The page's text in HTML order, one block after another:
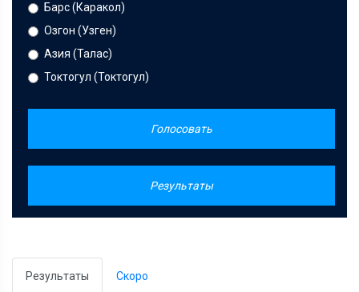
Барс (Каракол)
Озгон (Узген)
Азия (Талас)
Токтогул (Токтогул)
Голосовать
Результаты
Результаты Скоро